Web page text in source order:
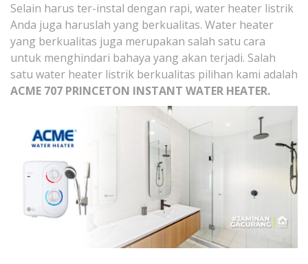
Selain harus ter-instal dengan rapi, water heater listrik
Anda juga haruslah yang berkualitas. Water heater
yang berkualitas juga merupakan salah satu cara
untuk menghindari bahaya yang akan terjadi. Salah
satu water heater listrik berkualitas pilihan kami adalah
ACME 707 PRINCETON INSTANT WATER HEATER.